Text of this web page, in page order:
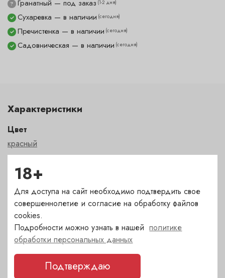
? Гранатный — под заказ (1-2 дня)
✓ Пречистенка — в наличии (сегодня)
✓ Садовническая — в наличии (сегодня)
✓ Сухаревка — в наличии (сегодня)
Характеристики
Цвет
красный
Сахар
сухое
Страна
Испания
Сорт
Грасиано,Масуэло,
18+
Для доступа на сайт необходимо подтвердить свое
совершеннолетие и согласие на обработку файлов
cookies.
Подробности можно узнать в нашейполитике
обработки персональных данных
Подтверждаю